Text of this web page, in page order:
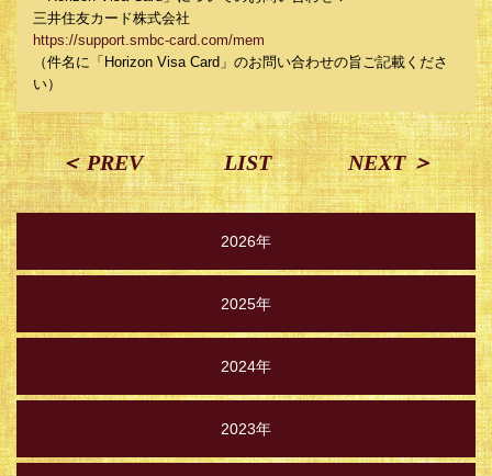
三井住友カード株式会社
https://support.smbc-card.com/mem
（件名に「Horizon Visa Card」のお問い合わせの旨ご記載くださ
い）
＜ PREV LIST NEXT ＞
2026年
2025年
2024年
2023年